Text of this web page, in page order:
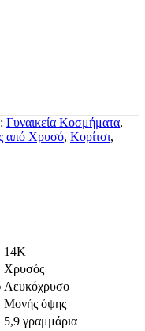
Γυναικεία Κοσμήματα,
από Χρυσό, Κορίτσι,
14Κ
Χρυσός
Λευκόχρυσο
Μονής όψης
5,9 γραμμάρια